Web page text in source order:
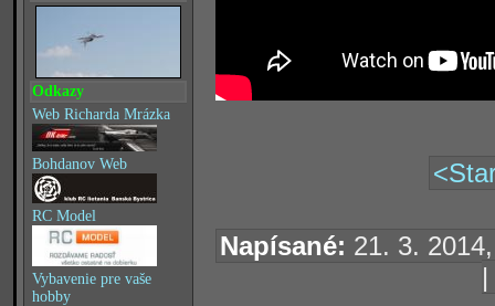
Odkazy
Web Richarda Mrázka
Bohdanov Web
RC Model
Vybavenie pre vaše
hobby
Napísané: 21. 3.
|